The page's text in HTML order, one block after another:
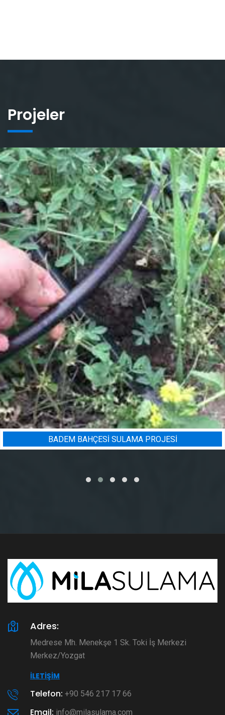
Projeler
BADEM BAHÇESI SULAMA PROJESI
Adres:
Medrese Mh. Menekşe 1 Sk. Toki İş Merkezi
Merkez/Yozgat
İLETIŞIM
Telefon: +90 546 217 17 66
Email: info@milasulama.com